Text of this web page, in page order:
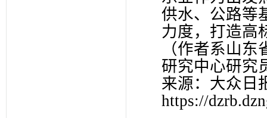
供水、公路等
力度，打造
（作者系山
研究中心研究
来源：大众日
https://